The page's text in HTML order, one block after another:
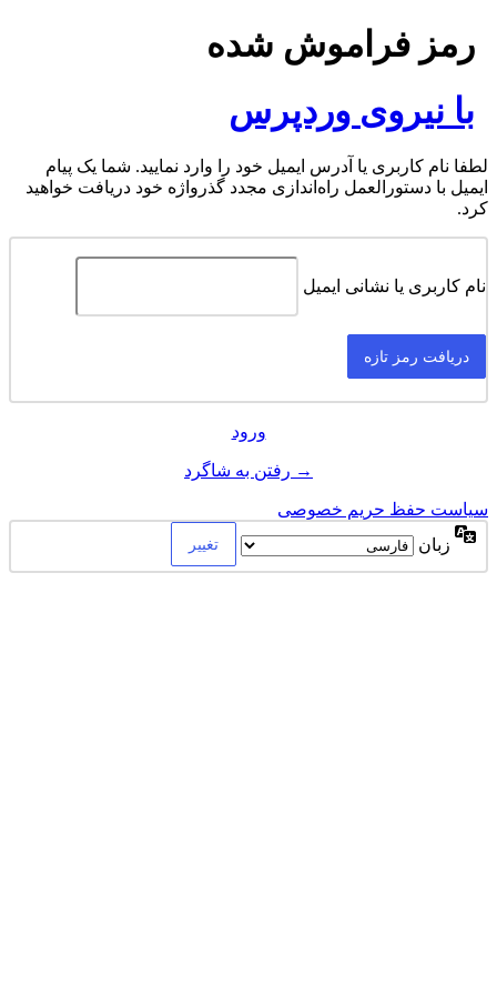
رمز فراموش شده
با نیروی وردپرس
لطفا نام کاربری یا آدرس ایمیل خود را وارد نمایید. شما یک پیام
ایمیل با دستورالعمل راه‌اندازی مجدد گذرواژه خود دریافت خواهید
کرد.
نام کاربری یا نشانی ایمیل
ورود
→ رفتن به شاگرد
سیاست حفظ حریم خصوصی
زبان